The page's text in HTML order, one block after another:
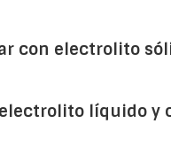
con electrolito
líquido y